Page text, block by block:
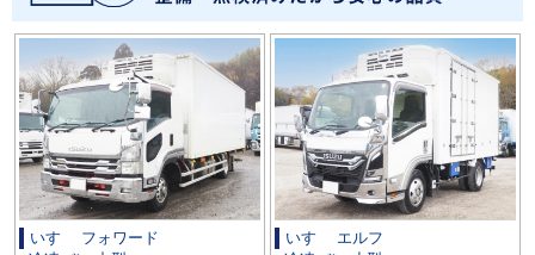
いすゞ フォワード
いすゞ エルフ